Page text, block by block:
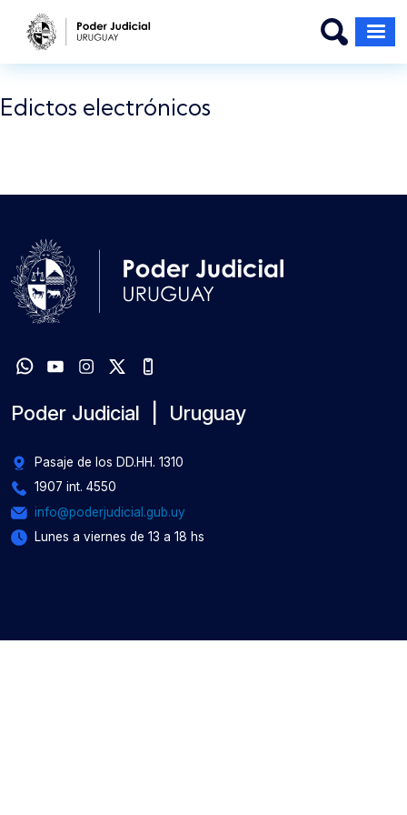
Pasar al contenido principal
Edictos electrónicos
Poder Judicial | Uruguay
Pasaje de los DD.HH. 1310
1907 int. 4550
info@poderjudicial.gub.uy
Lunes a viernes de 13 a 18 hs